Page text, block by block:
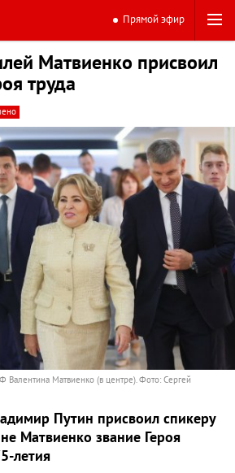
Прямой эфир
Матвиенко присвоил
труда
Матвиенко (в центре). Фото: Сергей
Путин присвоил спикеру
Матвиенко звание Героя
летия